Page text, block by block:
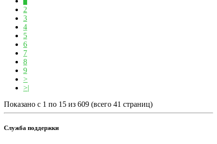
2
3
4
5
6
7
8
9
>
>|
Показано с 1 по 15 из 609 (всего 41 страниц)
Служба поддержки